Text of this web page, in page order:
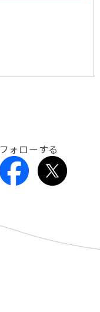
フォローする